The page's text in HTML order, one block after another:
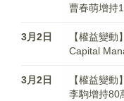
曹春萌增持
3月2日
【權益變
Capital
3月2日
【權益變
李駒增持80